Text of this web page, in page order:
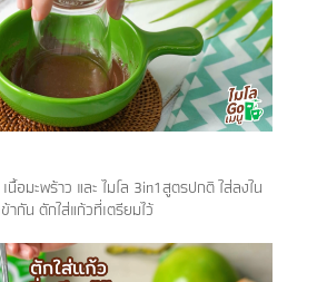
นื้อมะพร้าว และ ไมโล 3in1สูตรปกติ ใส่ลงใน
ากัน ตักใส่แก้วที่เตรียมไว้